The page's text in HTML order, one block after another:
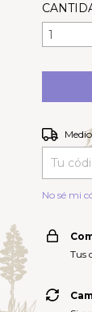
Entregas
No sé mi
Tus